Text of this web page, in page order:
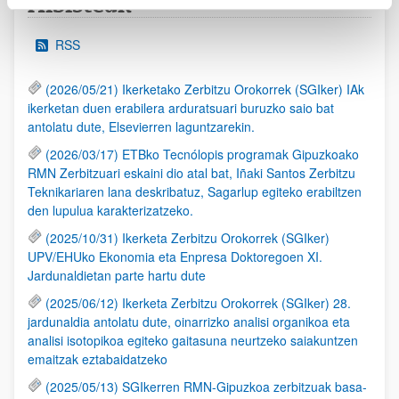
RSS
(2026/05/21) Ikerketako Zerbitzu Orokorrek (SGIker) IAk
ikerketan duen erabilera arduratsuari buruzko saio bat
antolatu dute, Elsevierren laguntzarekin.
(2026/03/17) ETBko Tecnólopis programak Gipuzkoako
RMN Zerbitzuari eskaini dio atal bat, Iñaki Santos Zerbitzu
Teknikariaren lana deskribatuz, Sagarlup egiteko erabiltzen
den lupulua karakterizatzeko.
(2025/10/31) Ikerketa Zerbitzu Orokorrek (SGIker)
UPV/EHUko Ekonomia eta Enpresa Doktoregoen XI.
Jardunaldietan parte hartu dute
(2025/06/12) Ikerketa Zerbitzu Orokorrek (SGIker) 28.
jardunaldia antolatu dute, oinarrizko analisi organikoa eta
analisi isotopikoa egiteko gaitasuna neurtzeko saiakuntzen
emaitzak eztabaidatzeko
(2025/05/13) SGIkerren RMN-Gipuzkoa zerbitzuak basa-